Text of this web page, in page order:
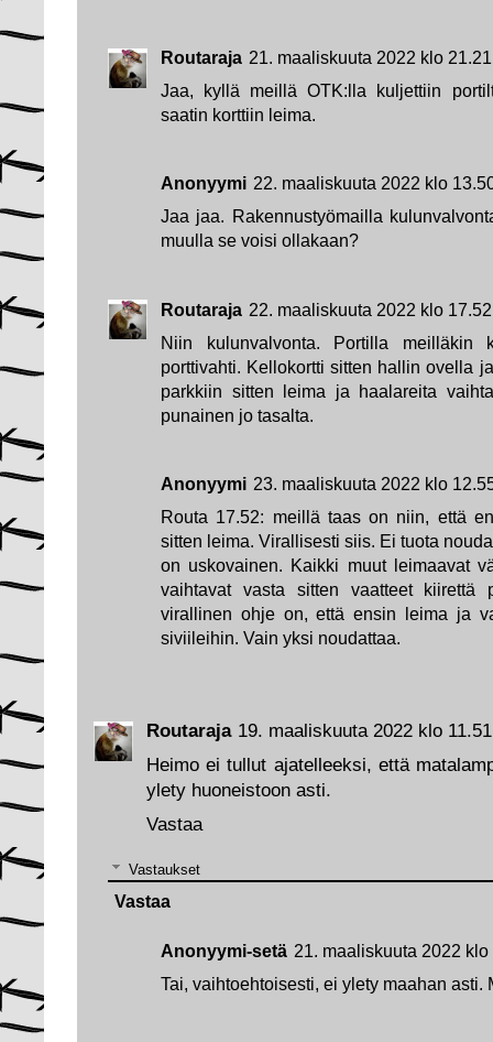
Routaraja 19. maaliskuuta 2022 klo 11.51
Heimo ei tullut ajatelleeksi, että
ylety huoneistoon asti.
Vastaa
Vastaukset
Anonyymi-setä 21. maaliskuuta 2022 klo
Tai, vaihtoehtoisesti, ei ylety maahan asti.
Vastaa
Routaraja 21. maaliskuuta 2022 klo 21.21
Jaa, kyllä meillä OTK:lla kuljettiin
saatin korttiin leima.
Anonyymi 22. maaliskuuta 2022 klo
Jaa jaa. Rakennustyömailla
muulla se voisi ollakaan?
Routaraja 22. maaliskuuta 2022 klo 17.52
Niin kulunvalvonta. Portilla meilläkin
porttivahti. Kellokortti sitten hallin ovella
parkkiin sitten leima ja haalareita
punainen jo tasalta.
Anonyymi 23. maaliskuuta 2022 klo
Routa 17.52: meillä taas on niin, että
sitten leima. Virallisesti siis. Ei tuota
on uskovainen. Kaikki muut leimaavat
vaihtavat vasta sitten vaatteet kiirettä
virallinen ohje on, että ensin leima ja
siviileihin. Vain yksi noudattaa.